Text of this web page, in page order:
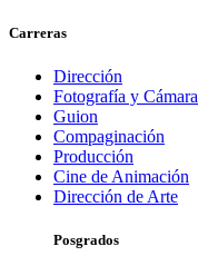
Carreras
Dirección
Fotografía y Cámara
Guion
Compaginación
Producción
Cine de Animación
Dirección de Arte
Posgrados